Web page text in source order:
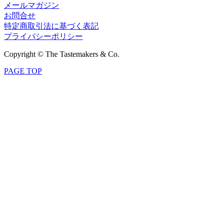
メールマガジン
お問合せ
特定商取引法に基づく表記
プライバシーポリシー
Copyright © The Tastemakers & Co.
PAGE TOP